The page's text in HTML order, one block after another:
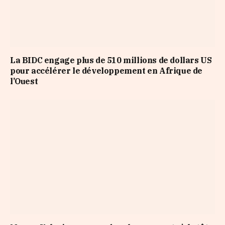
La BIDC engage plus de 510 millions de dollars US
pour accélérer le développement en Afrique de
l’Ouest